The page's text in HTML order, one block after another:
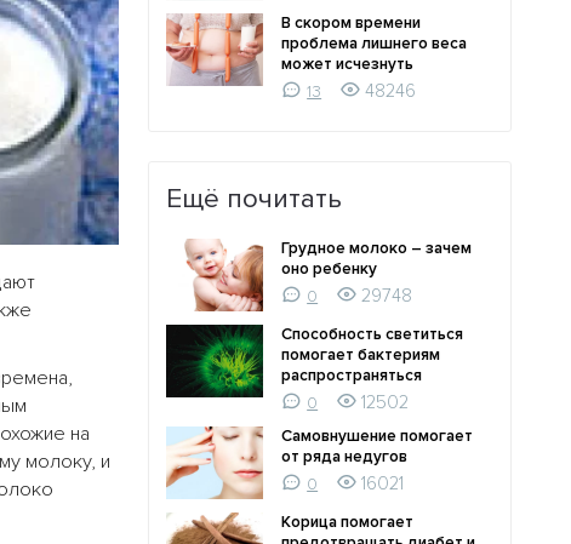
на
молоку, и
В скором времени
проблема лишнего веса
может исчезнуть
13
48246
Ещё почитать
Грудное молоко – зачем
оно ребенку
0
29748
Способность светиться
помогает бактериям
распространяться
0
12502
Самовнушение помогает
от ряда недугов
0
16021
Корица помогает